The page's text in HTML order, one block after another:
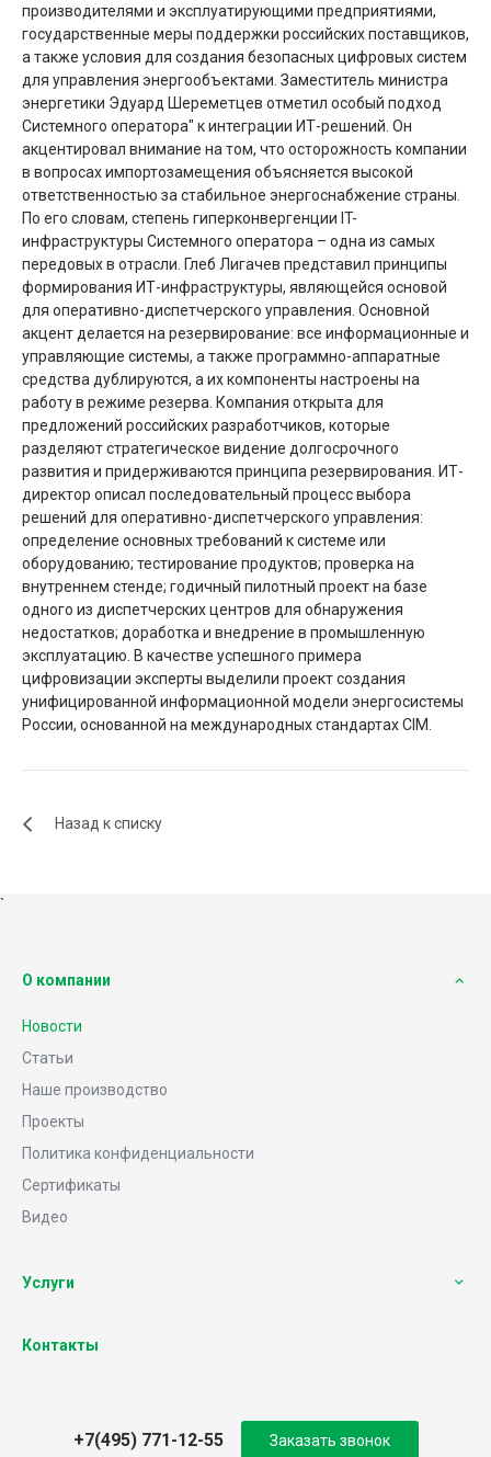
производителями и эксплуатирующими предприятиями,
государственные меры поддержки российских поставщиков,
а также условия для создания безопасных цифровых систем
для управления энергообъектами. Заместитель министра
энергетики Эдуард Шереметцев отметил особый подход
Системного оператора" к интеграции ИТ-решений. Он
акцентировал внимание на том, что осторожность компании
в вопросах импортозамещения объясняется высокой
ответственностью за стабильное энергоснабжение страны.
По его словам, степень гиперконвергенции IT-
инфраструктуры Системного оператора – одна из самых
передовых в отрасли. Глеб Лигачев представил принципы
формирования ИТ-инфраструктуры, являющейся основой
для оперативно-диспетчерского управления. Основной
акцент делается на резервирование: все информационные и
управляющие системы, а также программно-аппаратные
средства дублируются, а их компоненты настроены на
работу в режиме резерва. Компания открыта для
предложений российских разработчиков, которые
разделяют стратегическое видение долгосрочного
развития и придерживаются принципа резервирования. ИТ-
директор описал последовательный процесс выбора
решений для оперативно-диспетчерского управления:
определение основных требований к системе или
оборудованию; тестирование продуктов; проверка на
внутреннем стенде; годичный пилотный проект на базе
одного из диспетчерских центров для обнаружения
недостатков; доработка и внедрение в промышленную
эксплуатацию. В качестве успешного примера
цифровизации эксперты выделили проект создания
унифицированной информационной модели энергосистемы
России, основанной на международных стандартах CIM.
Назад к списку
`
О компании
Новости
Статьи
Наше производство
Проекты
Политика конфиденциальности
Сертификаты
Видео
Услуги
Контакты
+7(495) 771-12-55 Заказать звонок